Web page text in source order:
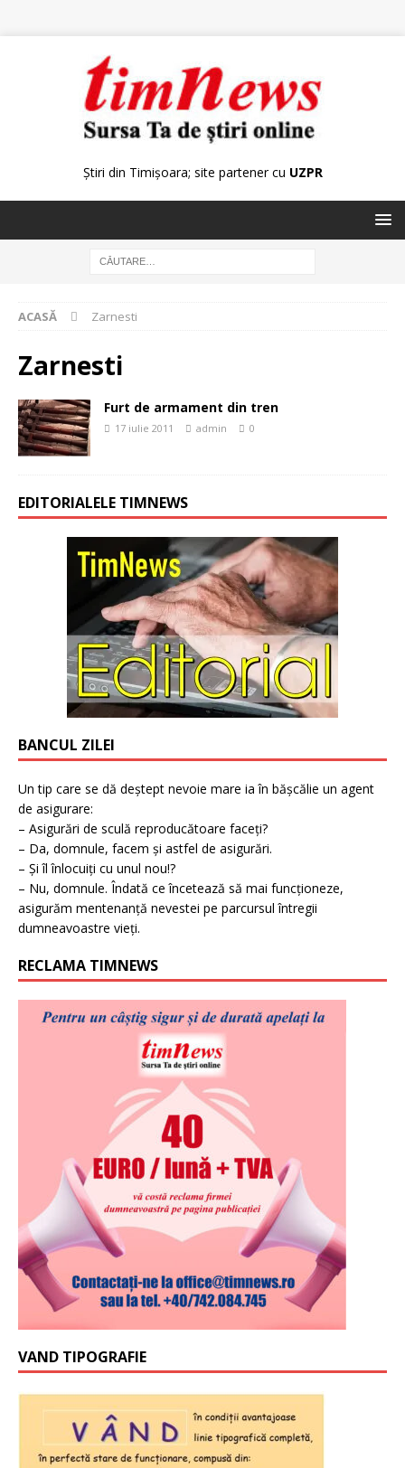
Știri din Timișoara; site partener cu UZPR
ACASĂ Zarnesti
Zarnesti
Furt de armament din tren
17 iulie 2011 admin 0
EDITORIALELE TIMNEWS
BANCUL ZILEI
Un tip care se dă deștept nevoie mare ia în bășcălie un agent
de asigurare:
– Asigurări de sculă reproducătoare faceți?
– Da, domnule, facem și astfel de asigurări.
– Și îl înlocuiți cu unul nou!?
– Nu, domnule. Îndată ce încetează să mai funcționeze,
asigurăm mentenanță nevestei pe parcursul întregii
dumneavoastre vieți.
RECLAMA TIMNEWS
VAND TIPOGRAFIE